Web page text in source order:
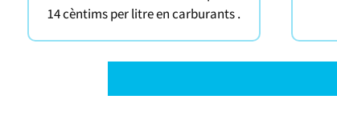
14 cèntims per litre en carburants .